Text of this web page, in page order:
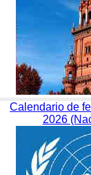
Calendario de
2026